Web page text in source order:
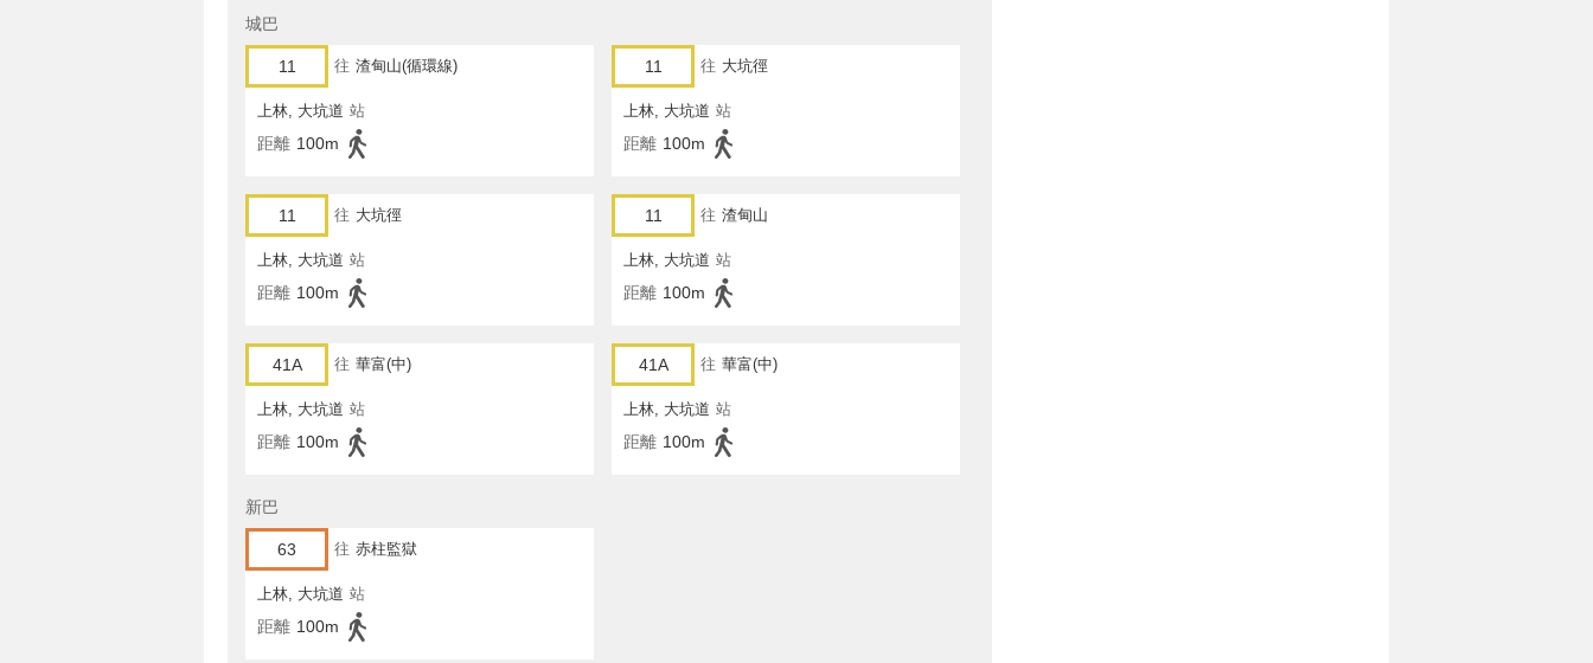
城巴
11 往 渣甸山(循環線)
上林, 大坑道 站
距離 100m
11 往 大坑徑
上林, 大坑道 站
距離 100m
11 往 大坑徑
上林, 大坑道 站
距離 100m
11 往 渣甸山
上林, 大坑道 站
距離 100m
41A 往 華富(中)
上林, 大坑道 站
距離 100m
41A 往 華富(中)
上林, 大坑道 站
距離 100m
新巴
63 往 赤柱監獄
上林, 大坑道 站
距離 100m